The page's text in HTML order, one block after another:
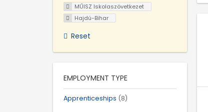
MŰISZ Iskolaszövetkezet
Hajdú-Bihar
Reset
EMPLOYMENT TYPE
Apprenticeships (8)